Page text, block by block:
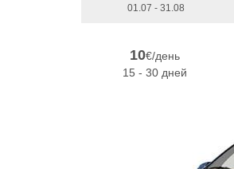
01.07 - 31.08
10€/день
15 - 30 дней